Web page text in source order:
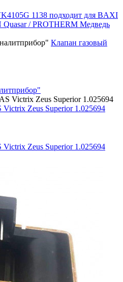
1138 подходит для BAXI
/ PROTHERM Медведь
Клапан газовый
Zeus Superior 1.025694
Zeus Superior 1.025694